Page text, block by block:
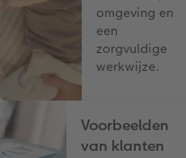
omgeving en
een
zorgvuldige
werkwijze.
Voorbeelden
van klanten